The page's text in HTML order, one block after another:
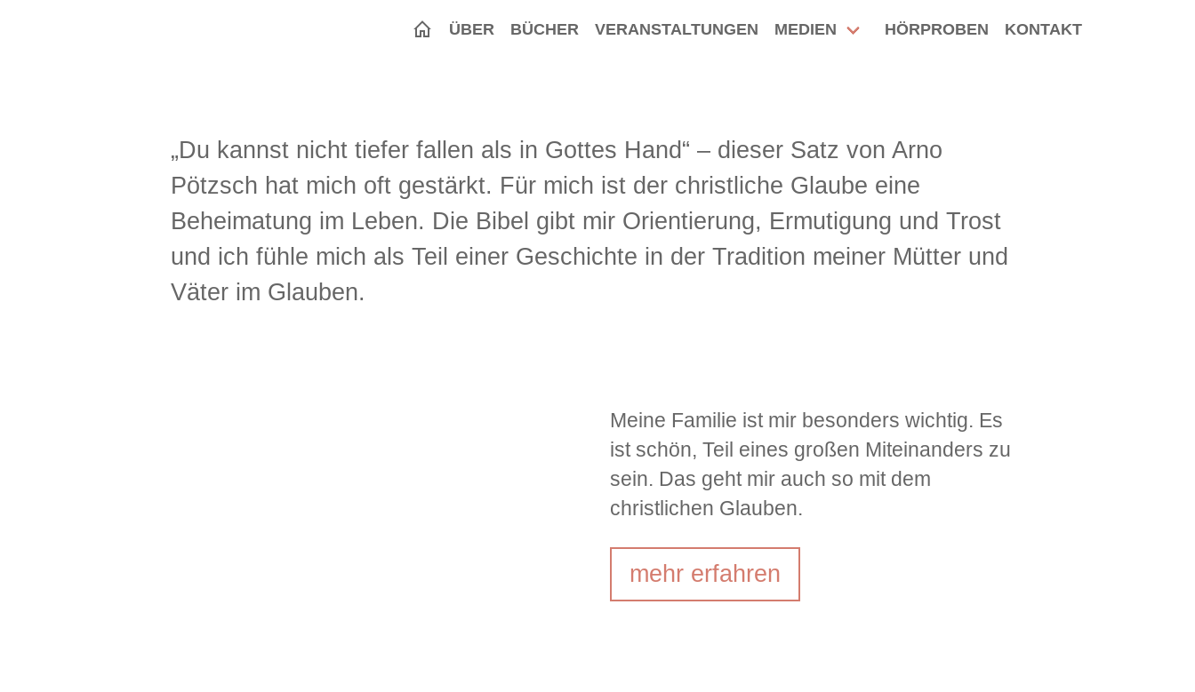
ÜBER BÜCHER VERANSTALTUNGEN MEDIEN HÖRPROBEN KONTAKT
„Du kannst nicht tiefer fallen als in Gottes Hand“ – dieser Satz von Arno
Pötzsch hat mich oft gestärkt. Für mich ist der christliche Glaube eine
Beheimatung im Leben. Die Bibel gibt mir Orientierung, Ermutigung und Trost
und ich fühle mich als Teil einer Geschichte in der Tradition meiner Mütter und
Väter im Glauben.
Meine Familie ist mir besonders wichtig. Es
ist schön, Teil eines großen Miteinanders zu
sein. Das geht mir auch so mit dem
christlichen Glauben.
mehr erfahren